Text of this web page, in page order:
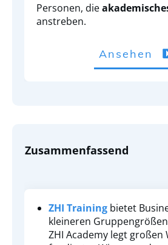
Personen, die
anstreben.
Ansehen
Zusammenfassend
ZHI Training bietet
kleineren
ZHI Academy legt großen